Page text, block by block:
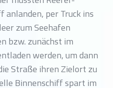
anlanden, per Truck ins
zum Seehafen
bzw. zunächst im
werden, um dann
Straße ihren Zielort zu
Binnenschiff spart im